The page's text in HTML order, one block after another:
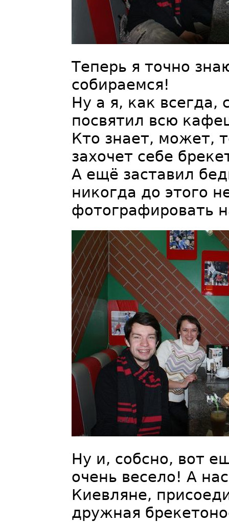
Теперь я точно
собираемся!
Ну а я, как всегда,
посвятил всю
Кто знает, может,
захочет себе
А ещё заставил
никогда до этого
фотографировать
Ну и, собсно, вот
очень весело! А
Киевляне,
дружная